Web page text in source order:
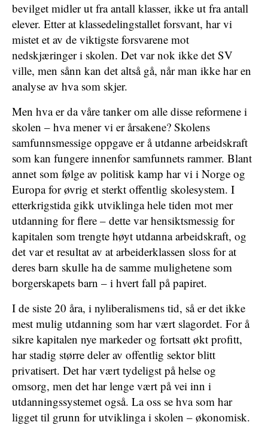
bevilget midler ut fra antall klasser, ikke ut fra antall
elever. Etter at klassedelingstallet forsvant, har vi
mistet et av de viktigste forsvarene mot
nedskjæringer i skolen. Det var nok ikke det SV
ville, men sånn kan det altså gå, når man ikke har en
analyse av hva som skjer.
Men hva er da våre tanker om alle disse reformene i
skolen – hva mener vi er årsakene? Skolens
samfunnsmessige oppgave er å utdanne arbeidskraft
som kan fungere innenfor samfunnets rammer. Blant
annet som følge av politisk kamp har vi i Norge og
Europa for øvrig et sterkt offentlig skolesystem. I
etterkrigstida gikk utviklinga hele tiden mot mer
utdanning for flere – dette var hensiktsmessig for
kapitalen som trengte høyt utdanna arbeidskraft, og
det var et resultat av at arbeiderklassen sloss for at
deres barn skulle ha de samme mulighetene som
borgerskapets barn – i hvert fall på papiret.
I de siste 20 åra, i nyliberalismens tid, så er det ikke
mest mulig utdanning som har vært slagordet. For å
sikre kapitalen nye markeder og fortsatt økt profitt,
har stadig større deler av offentlig sektor blitt
privatisert. Det har vært tydeligst på helse og
omsorg, men det har lenge vært på vei inn i
utdanningssystemet også. La oss se hva som har
ligget til grunn for utviklinga i skolen – økonomisk.